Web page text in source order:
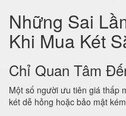
Những Sai
Khi Mua Két
Chỉ Quan Tâm
Một số người ưu tiên giá thấp
két dễ hỏng hoặc bảo mật